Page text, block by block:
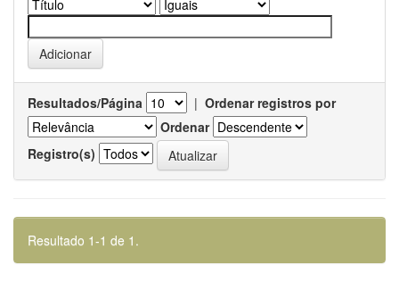
Resultados/Página | Ordenar registros por
Ordenar
Registro(s)
Resultado 1-1 de 1.